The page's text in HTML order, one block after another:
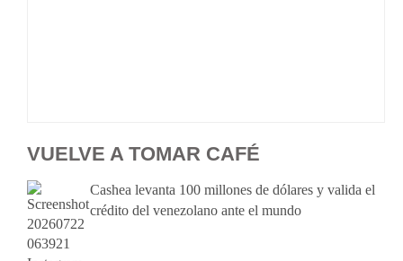
VUELVE A TOMAR CAFÉ
Cashea levanta 100 millones de dólares y valida el
crédito del venezolano ante el mundo